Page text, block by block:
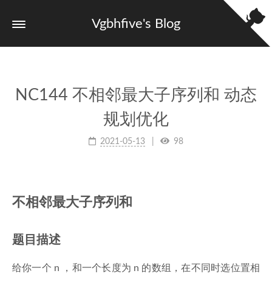
Vgbhfive's Blog
NC144 不相邻最大子序列和 动态
规划优化
2021-05-13 98
不相邻最大子序列和
题目描述
给你一个 n ，和一个长度为 n 的数组，在不同时选位置相